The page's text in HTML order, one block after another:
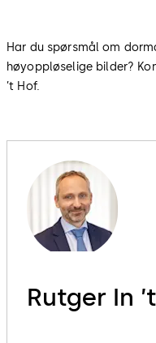
Har du spørsmål om
høyoppløselige bilder?
’t Hof.
Rutger In